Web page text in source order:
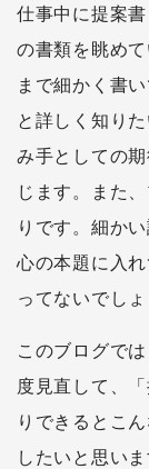
仕事中に提案
の書類を眺め
まで細かく書
と詳しく知り
み手としての
じます。また
りです。細か
心の本題に入
ってないでしょ
このブログで
度見直して、
りできるとこ
したいと思い